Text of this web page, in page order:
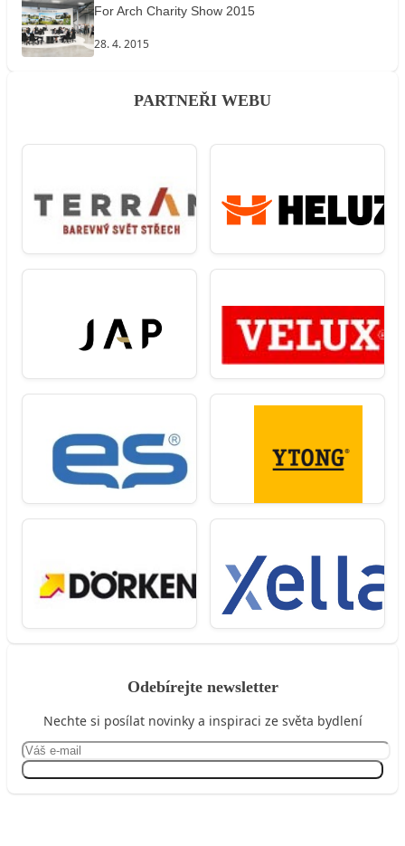
For Arch Charity Show 2015
28. 4. 2015
PARTNEŘI WEBU
Odebírejte newsletter
Nechte si posílat novinky a inspiraci ze světa bydlení